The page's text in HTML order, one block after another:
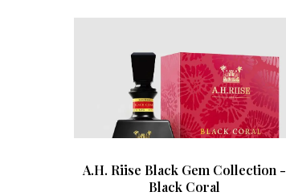
A.H. Riise Black Gem Collection -
Black Coral